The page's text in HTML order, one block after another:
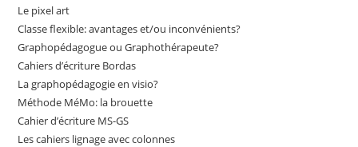
Le pixel art
Classe flexible: avantages et/ou inconvénients?
Graphopédagogue ou Graphothérapeute?
Cahiers d’écriture Bordas
La graphopédagogie en visio?
Méthode MéMo: la brouette
Cahier d’écriture MS-GS
Les cahiers lignage avec colonnes